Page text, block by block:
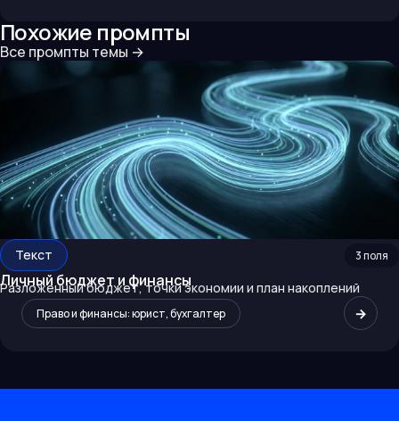
Похожие промпты
Все промпты темы →
Текст 3поля
Личный бюджет и финансы
Разложенный бюджет, точки экономии и план накоплений
Право и финансы: юрист, бухгалтер →